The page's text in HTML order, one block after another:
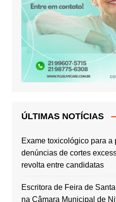
ÚLTIMAS NOTÍCIAS
Exame toxicológico para a
denúncias de cortes
revolta entre candidatas
Escritora de Feira de
na Câmara Municipal de